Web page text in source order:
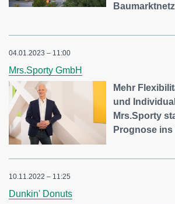
04.01.2023 – 11:00
Mrs.Sporty GmbH
Mehr
und
Mrs.Sporty
Prognose
10.11.2022 – 11:25
Dunkin' Donuts